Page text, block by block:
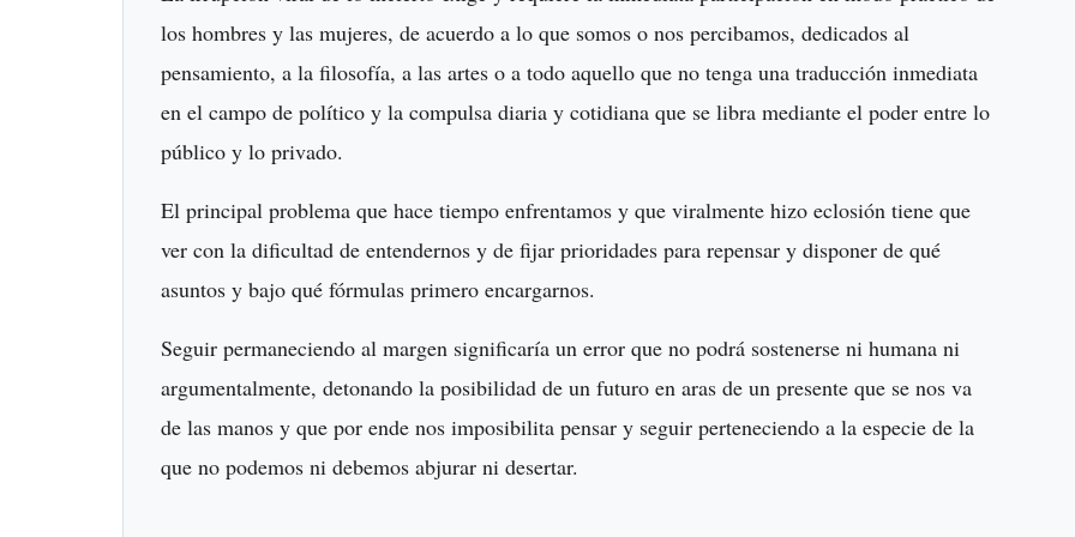
los hombres y las mujeres, de acuerdo a lo que somos o nos percibamos, dedicados al
pensamiento, a la filosofía, a las artes o a todo aquello que no tenga una traducción inmediata
en el campo de político y la compulsa diaria y cotidiana que se libra mediante el poder entre lo
público y lo privado.
El principal problema que hace tiempo enfrentamos y que viralmente hizo eclosión tiene que
ver con la dificultad de entendernos y de fijar prioridades para repensar y disponer de qué
asuntos y bajo qué fórmulas primero encargarnos.
Seguir permaneciendo al margen significaría un error que no podrá sostenerse ni humana ni
argumentalmente, detonando la posibilidad de un futuro en aras de un presente que se nos va
de las manos y que por ende nos imposibilita pensar y seguir perteneciendo a la especie de la
que no podemos ni debemos abjurar ni desertar.